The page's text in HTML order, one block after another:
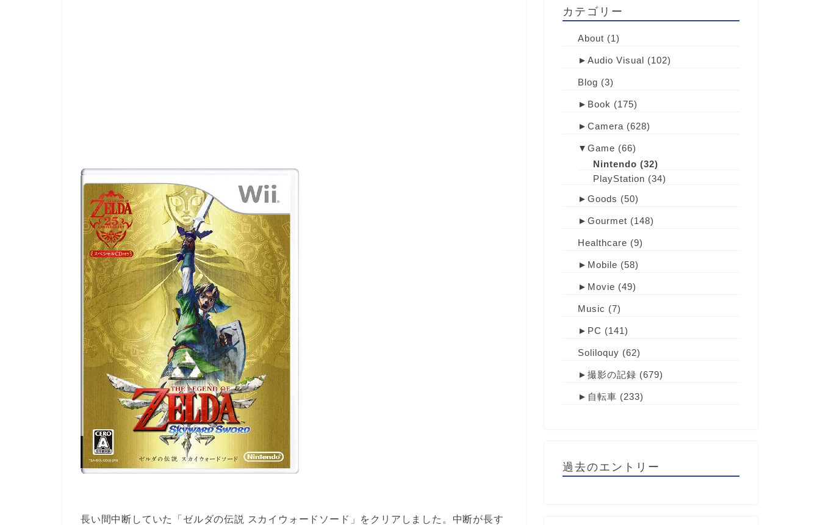
長い間中断していた「ゼルダの伝説 スカイウォードソード」をクリアしました。中断が長す
カテゴリー
About (1)
► Audio Visual (102)
Blog (3)
► Book (175)
► Camera (628)
▼ Game (66)
Nintendo (32)
PlayStation (34)
► Goods (50)
► Gourmet (148)
Healthcare (9)
► Mobile (58)
► Movie (49)
Music (7)
► PC (141)
Soliloquy (62)
► 撮影の記録 (679)
► 自転車 (233)
過去のエントリー